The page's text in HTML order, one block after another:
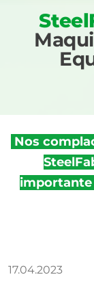
Nos
importante
17.04.2023